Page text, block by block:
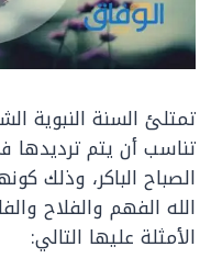
تمتلئ السنة النبوية
تناسب أن يتم ترديدها
الصباح الباكر، وذلك
الله الفهم والفلاح
الأمثلة عليها التالي: